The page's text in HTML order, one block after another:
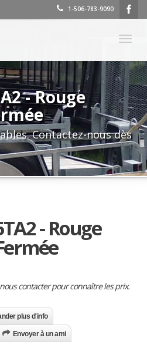
1-506-783-9090
- Rouge
Contactez-nous dès
- Rouge
contacter pour connaître les prix.
plus d'info
Envoyer à un ami